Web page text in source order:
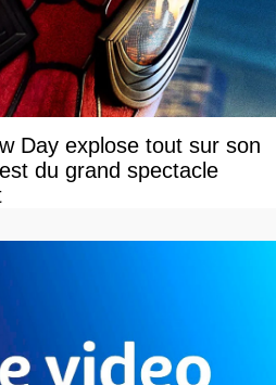
Day explose tout sur son
du grand spectacle